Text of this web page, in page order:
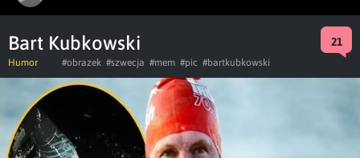
Bart Kubkowski 21
Humor #obrazek #szwecja #mem #pic #bartkubkowski